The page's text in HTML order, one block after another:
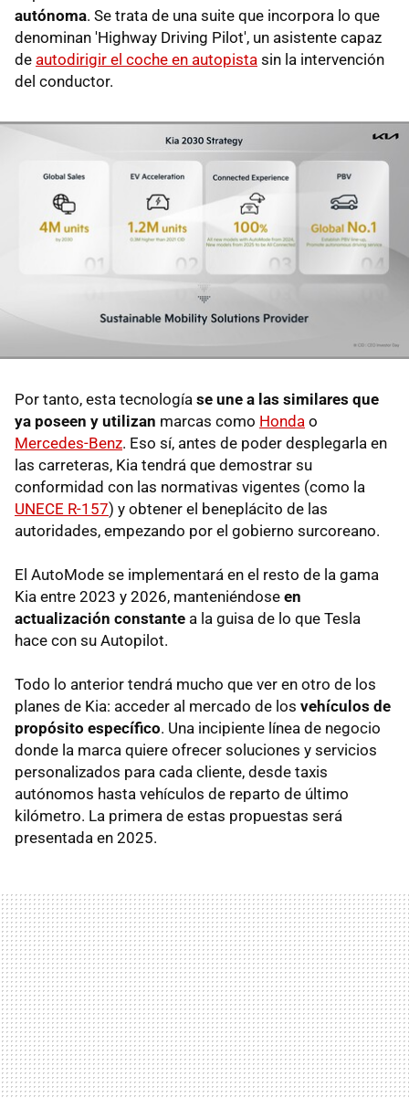
autónoma. Se trata de una suite que incorpora lo que
denominan 'Highway Driving Pilot', un asistente capaz
de autodirigir el coche en autopista sin la intervención
del conductor.
Por tanto, esta tecnología se une a las similares que
ya poseen y utilizan marcas como Honda o
Mercedes-Benz. Eso sí, antes de poder desplegarla en
las carreteras, Kia tendrá que demostrar su
conformidad con las normativas vigentes (como la
UNECE R-157) y obtener el beneplácito de las
autoridades, empezando por el gobierno surcoreano.
El AutoMode se implementará en el resto de la gama
Kia entre 2023 y 2026, manteniéndose en
actualización constante a la guisa de lo que Tesla
hace con su Autopilot.
Todo lo anterior tendrá mucho que ver en otro de los
planes de Kia: acceder al mercado de los vehículos de
propósito específico. Una incipiente línea de negocio
donde la marca quiere ofrecer soluciones y servicios
personalizados para cada cliente, desde taxis
autónomos hasta vehículos de reparto de último
kilómetro. La primera de estas propuestas será
presentada en 2025.